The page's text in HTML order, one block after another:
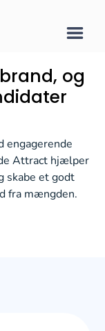
og
engagerende
Attract hjælper
skabe et godt
fra mængden.